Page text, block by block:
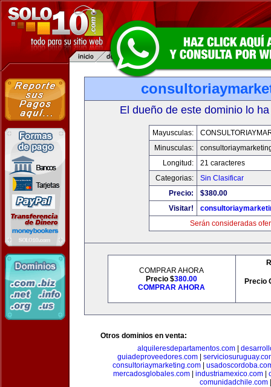
El dueño de este dominio lo
Mayusculas:
Minusculas:
Longitud:
21 caracteres
Categorias:
Sin Clasificar
Precio:
$380.00
Visitar!
Serán consideradas
COMPRAR AHORA
Precio $380.00
COMPRAR AHORA
Precio
Otros dominios en venta:
alquileresdepartamentos.com
guiadeproveedores.com|
consultoriaymarketing.com
mercadosglobales.com| industriamexico.com|
comunidadchile.com|